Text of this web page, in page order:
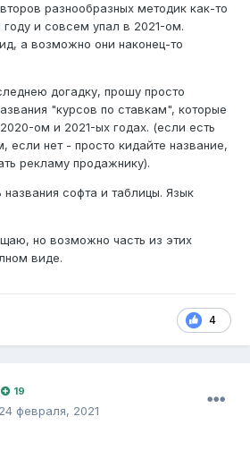
разнообразных методик как-то
и совсем упал в 2021-ом.
а возможно они наконец-то
догадку, прошу просто
"курсов по ставкам", которые
ом и 2021-ых годах. (если есть
если нет - просто кидайте название,
рекламу продажнику).
софта и таблицы. Язык
но возможно часть из этих
виде.
4
19
24 февраля, 2021